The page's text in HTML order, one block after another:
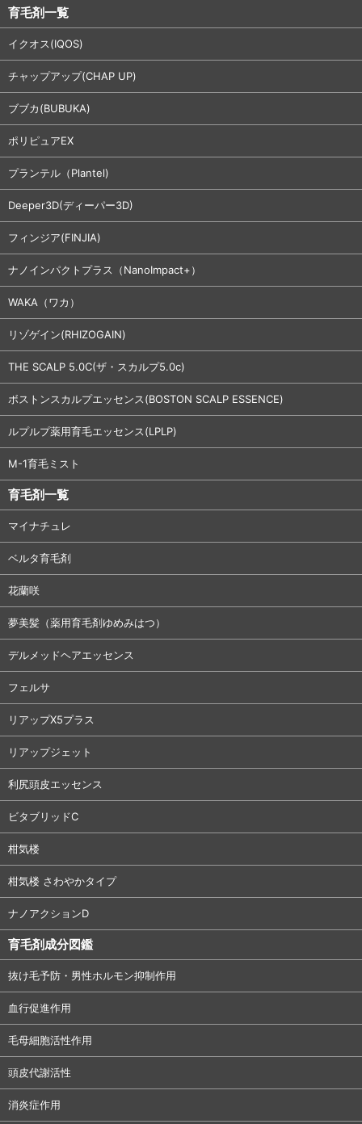
育毛剤一覧
イクオス(IQOS)
チャップアップ(CHAP UP)
ブブカ(BUBUKA)
ポリピュアEX
プランテル（Plantel)
Deeper3D(ディーパー3D)
フィンジア(FINJIA)
ナノインパクトプラス（NanoImpact+）
WAKA（ワカ）
リゾゲイン(RHIZOGAIN)
THE SCALP 5.0C(ザ・スカルプ5.0c)
ボストンスカルプエッセンス(BOSTON SCALP ESSENCE)
ルプルプ薬用育毛エッセンス(LPLP)
M-1育毛ミスト
育毛剤一覧
マイナチュレ
ベルタ育毛剤
花蘭咲
夢美髪（薬用育毛剤ゆめみはつ）
デルメッドヘアエッセンス
フェルサ
リアップX5プラス
リアップジェット
利尻頭皮エッセンス
ビタブリッドC
柑気楼
柑気楼 さわやかタイプ
ナノアクションD
育毛剤成分図鑑
抜け毛予防・男性ホルモン抑制作用
血行促進作用
毛母細胞活性作用
頭皮代謝活性
消炎症作用